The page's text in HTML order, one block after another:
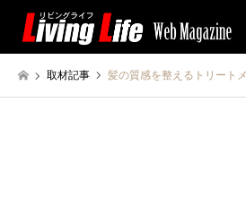
取材記事 髪の質感を整えるトリートメ